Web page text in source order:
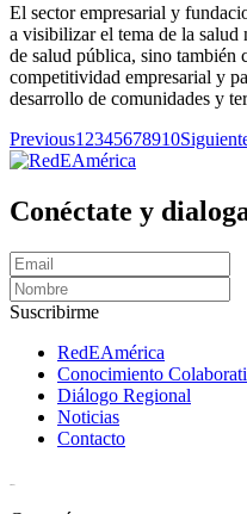
El sector empresarial y
a visibilizar el tema de la
de salud pública, sino también
competitividad empresarial y
desarrollo de comunidades y
Previous1 2345678910
Conéctate y
Suscribirme
RedEAmérica
Conocimiento
Diálogo Regional
Noticias
Contacto